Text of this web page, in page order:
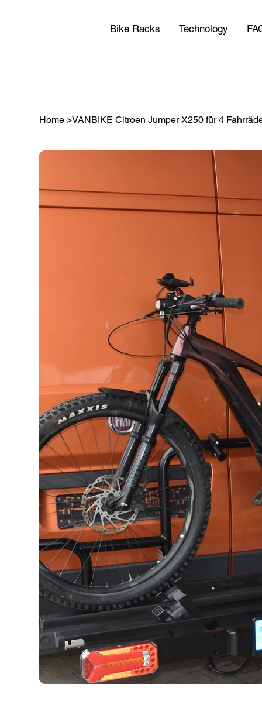
Bike Racks Technology
Home >VANBIKE Citroen Jumper X250 für 4